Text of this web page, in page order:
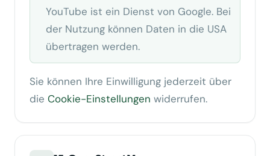
YouTube ist ein Dienst von Google. Bei
der Nutzung können Daten in die USA
übertragen werden.
Sie können Ihre Einwilligung jederzeit über
die Cookie-Einstellungen widerrufen.